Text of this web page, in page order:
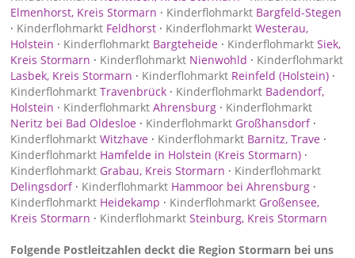
Elmenhorst, Kreis Stormarn · Kinderflohmarkt Bargfeld-Stegen
· Kinderflohmarkt Feldhorst · Kinderflohmarkt Westerau,
Holstein · Kinderflohmarkt Bargteheide · Kinderflohmarkt Siek,
Kreis Stormarn · Kinderflohmarkt Nienwohld · Kinderflohmarkt
Lasbek, Kreis Stormarn · Kinderflohmarkt Reinfeld (Holstein) ·
Kinderflohmarkt Travenbrück · Kinderflohmarkt Badendorf,
Holstein · Kinderflohmarkt Ahrensburg · Kinderflohmarkt
Neritz bei Bad Oldesloe · Kinderflohmarkt Großhansdorf·
Kinderflohmarkt Witzhave · Kinderflohmarkt Barnitz, Trave ·
Kinderflohmarkt Hamfelde in Holstein (Kreis Stormarn) ·
Kinderflohmarkt Grabau, Kreis Stormarn · Kinderflohmarkt
Delingsdorf· Kinderflohmarkt Hammoor bei Ahrensburg ·
Kinderflohmarkt Heidekamp · Kinderflohmarkt Großensee,
Kreis Stormarn · Kinderflohmarkt Steinburg, Kreis Stormarn
Folgende Postleitzahlen deckt die Region Stormarn bei uns